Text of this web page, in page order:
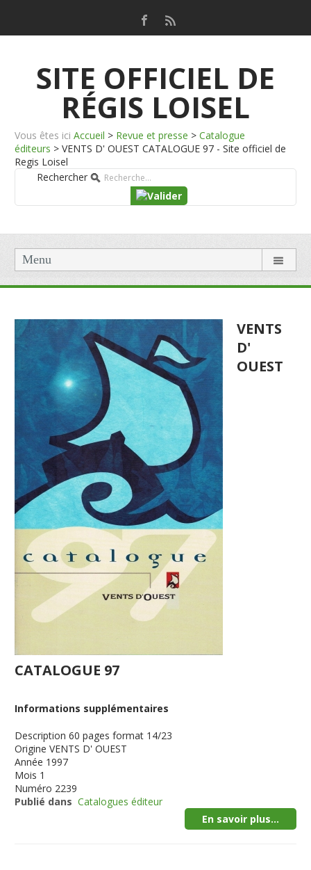
SITE OFFICIEL DE
RÉGIS LOISEL
Vous êtes ici Accueil > Revue et presse > Catalogue
éditeurs > VENTS D' OUEST CATALOGUE 97 - Site officiel de
Regis Loisel
Rechercher
Menu
VENTS
D'
OUEST
CATALOGUE 97
Informations supplémentaires
Description 60 pages format 14/23
Origine VENTS D' OUEST
Année 1997
Mois 1
Numéro 2239
Publié dans Catalogues éditeur
En savoir plus...